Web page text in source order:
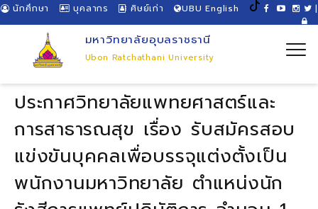
นักศึกษา บุคลากร ศิษย์เก่า UBU English |
มหาวิทยาลัยอุบลราชธานี
Ubon Ratchathani University
ประกาศวิทยาลัยแพทยศาสตร์และ
การสาธารณสุข เรื่อง รับสมัครสอบ
แข่งขันบุคคลเพื่อบรรจุแต่งตั้งเป็น
พนักงานมหาวิทยาลัย ตำแหน่งนัก